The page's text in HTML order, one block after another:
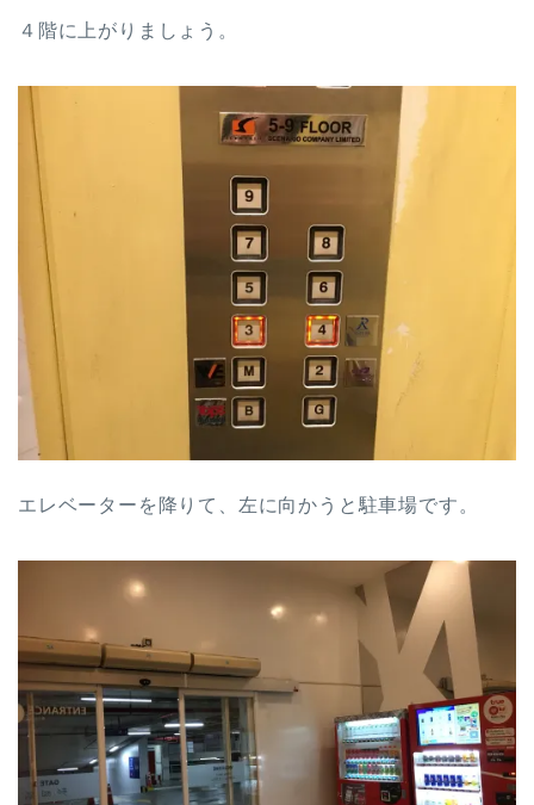
４階に上がりましょう。
エレベーターを降りて、左に向かうと駐車場です。